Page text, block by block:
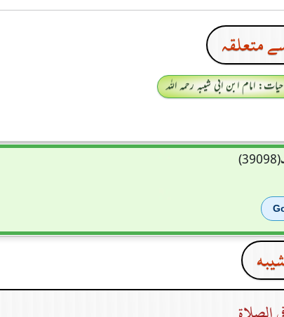
متعلقہ
امام ابن ابی شیبہ رحمہ اللہ